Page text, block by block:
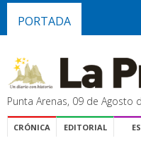
PORTADA
Punta Arenas, 09 de Agosto
CRÓNICA EDITORIAL